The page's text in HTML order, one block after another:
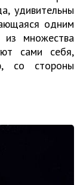
удивительны
одним
множества
сами себя,
со стороны